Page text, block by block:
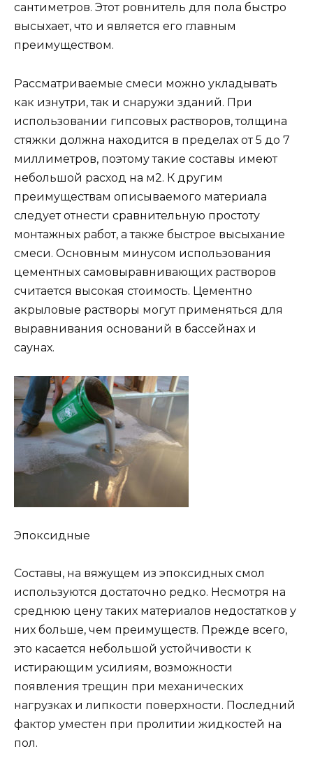
сантиметров. Этот ровнитель для пола быстро
высыхает, что и является его главным
преимуществом.
Рассматриваемые смеси можно укладывать
как изнутри, так и снаружи зданий. При
использовании гипсовых растворов, толщина
стяжки должна находится в пределах от 5 до 7
миллиметров, поэтому такие составы имеют
небольшой расход на м2. К другим
преимуществам описываемого материала
следует отнести сравнительную простоту
монтажных работ, а также быстрое высыхание
смеси. Основным минусом использования
цементных самовыравнивающих растворов
считается высокая стоимость. Цементно
акрыловые растворы могут применяться для
выравнивания оснований в бассейнах и
саунах.
Эпоксидные
Составы, на вяжущем из эпоксидных смол
используются достаточно редко. Несмотря на
среднюю цену таких материалов недостатков у
них больше, чем преимуществ. Прежде всего,
это касается небольшой устойчивости к
истирающим усилиям, возможности
появления трещин при механических
нагрузках и липкости поверхности. Последний
фактор уместен при пролитии жидкостей на
пол.